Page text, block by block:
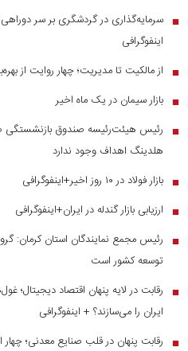
■ سرمایه‌گذاری در گردشگری بر سر
اینفوگرافی
■ از مالکیت تا مدیریت؛ چهار روایت از
■ بازار سیمان در یک ماه اخیر
■
رئیس هیئت‌رئیسه صندوق بازنشستگی
هلدینگ اهداف وجود ندارد
■ بازار فولاد در ۱۰ روز اخیر+اینفوگرافی
■ ارزیابی بازار گندله در ایران+اینفوگرافی
■
رئیس مجمع نمایندگان استان کرمان:
توسعه کشور است
■
رقابت در لایه پنهان اقتصاد دیجیتال؛
ایران را می‌سازند؟ + اینفوگرافی
■
رقابت پنهان در قلب صنایع معدنی؛